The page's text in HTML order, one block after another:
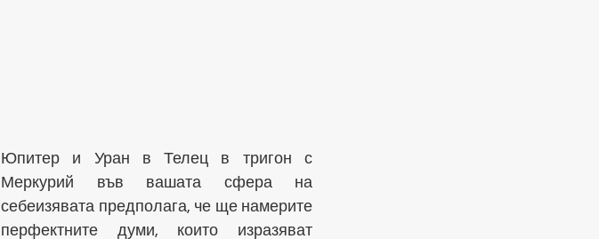
Юпитер и Уран в Телец в тригон с
Меркурий във вашата сфера на
себеизявата предполага, че ще намерите
перфектните думи, които изразяват